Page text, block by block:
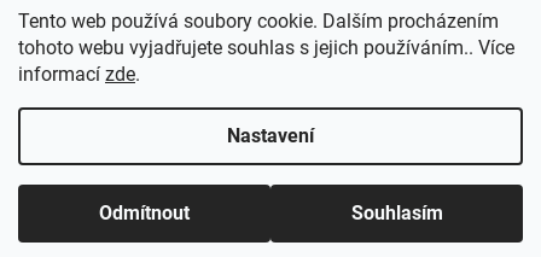
Tento web používá soubory cookie. Dalším procházením
tohoto webu vyjadřujete souhlas s jejich používáním.. Více
informací zde.
Nastavení
Odmítnout Souhlasím
Sledovat na Instagramu
Vytvořil Shoptet
Copyright 2026Pulsmetry.cz. Všechna práva vyhrazena.